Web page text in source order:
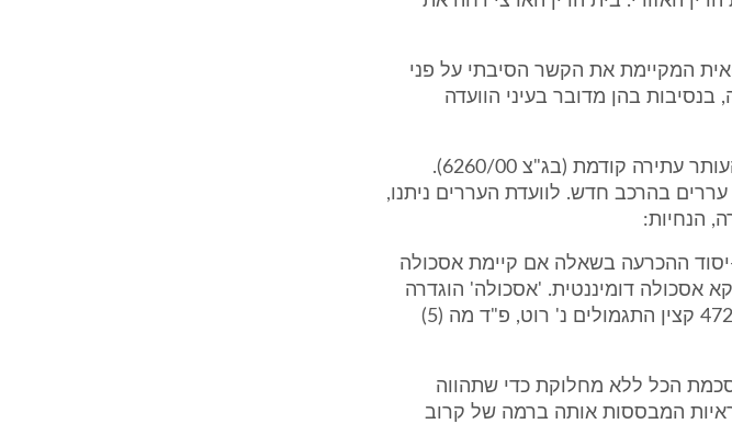
המקיימת את הקשר הסיבתי על פני
בהן מדובר בעיני הוועדה
8. על החלטה זו של בית הדין הארצי, הגיש העותר עתירה קודמת (בג"צ 6260/00).
בהרכב חדש. לוועדת העררים ניתנו,
הנחיות:
ההכרעה בשאלה אם קיימת אסכולה
אסכולה דומיננטית. 'אסכולה' הוגדרה
בפסיקת בית-משפט זה כלהלן (ראו ע"א 472/89 קצין התגמולים נ' רוט, פ"ד מה (5)
הכל ללא מחלוקת כדי שתהווה
המבססות אותה ברמה של קרוב